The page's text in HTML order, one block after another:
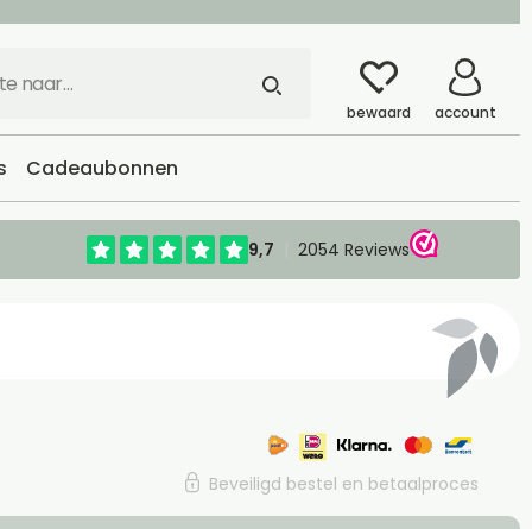
bewaard account
Cadeaubonnen
Beveiligd bestel en betaalproces